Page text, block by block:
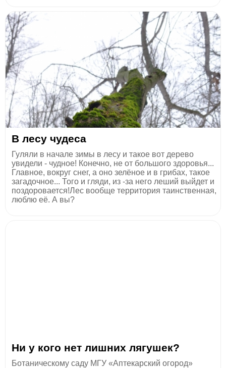
В лесу чудеса
Гуляли в начале зимы в лесу и такое вот дерево
увидели - чудное! Конечно, не от большого здоровья...
Главное, вокруг снег, а оно зелёное и в грибах, такое
загадочное... Того и гляди, из -за него леший выйдет и
поздоровается!Лес вообще территория таинственная,
люблю её. А вы?
Ни у кого нет лишних лягушек?
Ботаническому саду МГУ «Аптекарский огород»